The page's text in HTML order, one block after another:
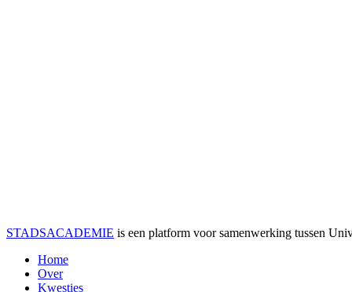
STADSACADEMIE is een platform voor samenwerking tussen
Home
Over
Kwesties